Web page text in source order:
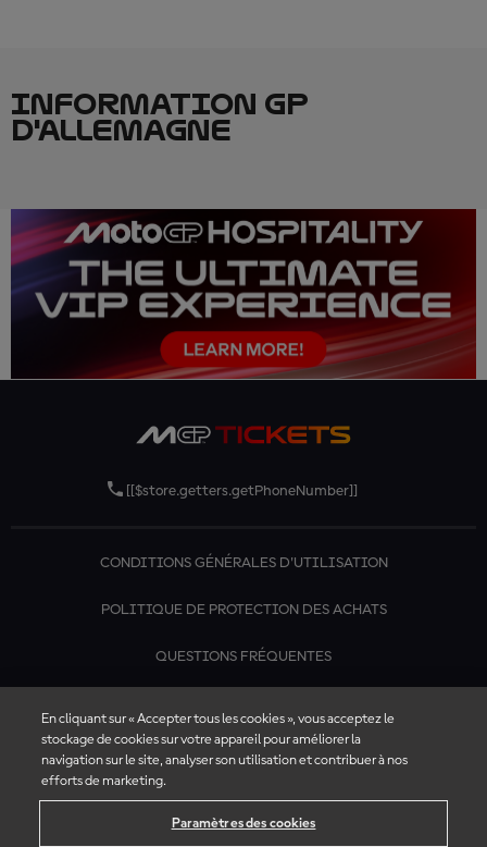
INFORMATION GP
D'ALLEMAGNE
[[$store.getters.getPhoneNumber]]
CONDITIONS GÉNÉRALES D'UTILISATION
POLITIQUE DE PROTECTION DES ACHATS
QUESTIONS FRÉQUENTES
En cliquant sur « Accepter tous les cookies », vous acceptez le
stockage de cookies sur votre appareil pour améliorer la
navigation sur le site, analyser son utilisation et contribuer à nos
efforts de marketing.
Paramètres des cookies